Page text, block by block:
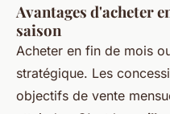
Avantages d'acheter
saison
Acheter en fin de mois
stratégique. Les
objectifs de vente